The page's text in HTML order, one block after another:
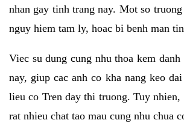
nhan gay tinh trang nay. Mot so
nguy hiem tam ly, hoac bi benh man
Viec su dung cung nhu thoa kem
nay, giup cac anh co kha nang keo
lieu co Tren day thi truong. Tuy nhien,
rat nhieu chat tao mau cung nhu chua